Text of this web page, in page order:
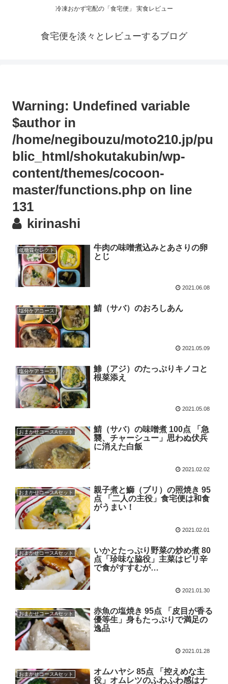
冷凍おかず宅配の「食宅便」 実食レビュー
食宅便を淡々とレビューするブログ
Warning: Undefined variable
$author in
/home/negibouzu/moto210.jp/pu
blic_html/shokutakubin/wp-
content/themes/cocoon-
master/functions.php on line
131
kirinashi
低糖質セレクト
牛肉の味噌煮込みとあさりの卵
とじ
2021.06.08
塩分ケアコース 鯖（サバ）のおろしあん
2021.05.09
塩分ケアコース
鯵（アジ）のたっぷりキノコと
根菜添え
2021.05.08
おまかせコースAセット
鯖（サバ）の味噌煮 100点 「急
襲、チャーシュー」思わぬ伏兵
に消えた白飯
2021.02.02
おまかせコースAセット
親子煮と鰤（ブリ）の照焼き 95
点 「二人の主役」食宅便は和食
がうまい！
2021.02.01
おまかせコースAセット
いかとたっぷり野菜の炒め煮 80
点「珍味な脇役」主菜はピリ辛
で食がすすむが…
2021.01.30
おまかせコースAセット
赤魚の塩焼き 95点 「皮目が香る
優等生」身もたっぷりで満足の
逸品
2021.01.28
おまかせコースAセット
オムハヤシ 85点 「控えめな主
役」オムレツのふわふわ感はナ